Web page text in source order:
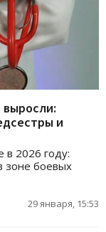
выросли:
и
в 2026 году:
зоне боевых
29 января, 15:53